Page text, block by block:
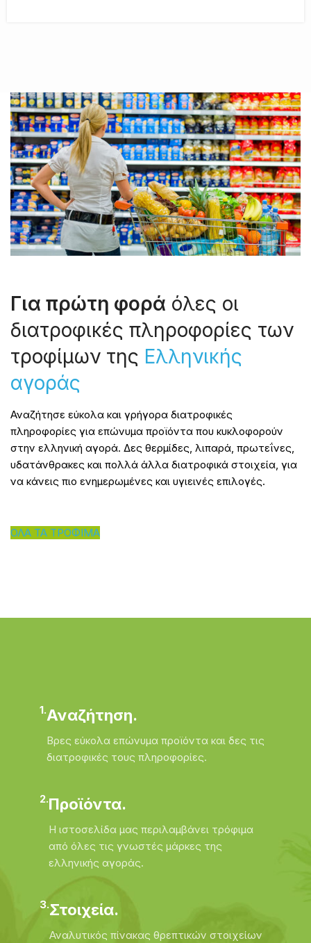
Για πρώτη φορά όλες οι
διατροφικές πληροφορίες των
τροφίμων της Ελληνικής
αγοράς
Αναζήτησε εύκολα και γρήγορα διατροφικές
πληροφορίες για επώνυμα προϊόντα που κυκλοφορούν
στην ελληνική αγορά. Δες θερμίδες, λιπαρά, πρωτεΐνες,
υδατάνθρακες και πολλά άλλα διατροφικά στοιχεία, για
να κάνεις πιο ενημερωμένες και υγιεινές επιλογές.
ΟΛΑ ΤΑ ΤΡΟΦΙΜΑ
1.Αναζήτηση.
Βρες εύκολα επώνυμα προϊόντα και δες τις
διατροφικές τους πληροφορίες.
2.Προϊόντα.
Η ιστοσελίδα μας περιλαμβάνει τρόφιμα
από όλες τις γνωστές μάρκες της
ελληνικής αγοράς.
3.Στοιχεία.
Αναλυτικός πίνακας θρεπτικών στοιχείων